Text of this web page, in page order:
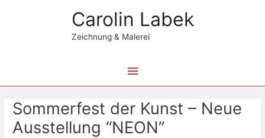
Carolin Labek
Zeichnung & Malerei
Hauptmenü
Sommerfest der Kunst – Neue
Ausstellung “NEON”